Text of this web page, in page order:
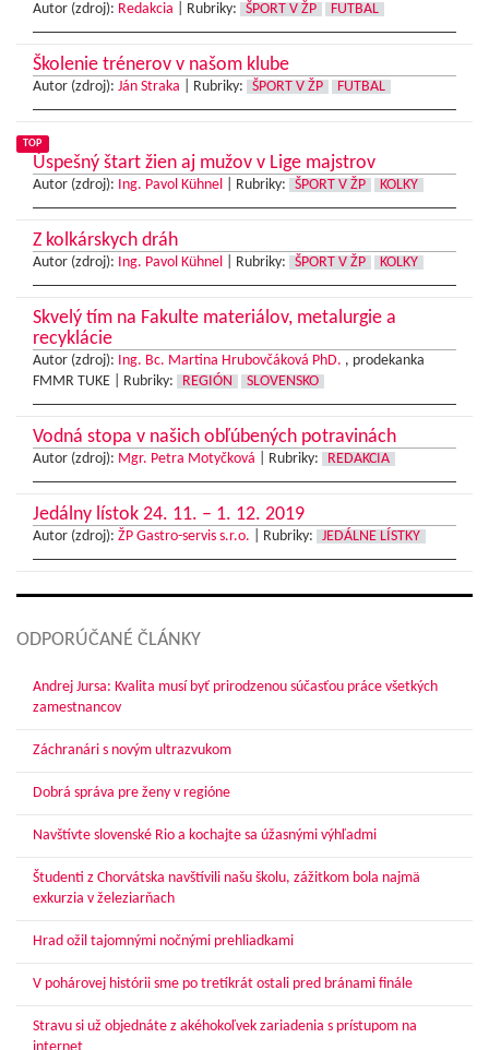
Autor (zdroj): Redakcia Rubriky: ŠPORT V ŽP FUTBAL
Školenie trénerov v našom klube
Autor (zdroj): Ján Straka Rubriky: ŠPORT V ŽP FUTBAL
TOP
Úspešný štart žien aj mužov v Lige majstrov
Autor (zdroj): Ing. Pavol Kühnel Rubriky: ŠPORT V ŽP KOLKY
Z kolkárskych dráh
Autor (zdroj): Ing. Pavol Kühnel Rubriky: ŠPORT V ŽP KOLKY
Skvelý tím na Fakulte materiálov, metalurgie a
recyklácie
Autor (zdroj): Ing. Bc. Martina Hrubovčáková PhD. , prodekanka
FMMR TUKE |
Rubriky: REGIÓN SLOVENSKO
Vodná stopa v našich obľúbených potravinách
Autor (zdroj): Mgr. Petra Motyčková Rubriky: REDAKCIA
Jedálny lístok 24. 11. – 1. 12. 2019
Autor (zdroj): ŽP Gastro-servis s.r.o. Rubriky: JEDÁLNE LÍSTKY
ODPORÚČANÉ ČLÁNKY
Andrej Jursa: Kvalita musí byť prirodzenou súčasťou práce všetkých
zamestnancov
Záchranári s novým ultrazvukom
Dobrá správa pre ženy v regióne
Navštívte slovenské Rio a kochajte sa úžasnými výhľadmi
Študenti z Chorvátska navštívili našu školu, zážitkom bola najmä
exkurzia v železiarňach
Hrad ožil tajomnými nočnými prehliadkami
V pohárovej histórii sme po tretíkrát ostali pred bránami finále
Stravu si už objednáte z akéhokoľvek zariadenia s prístupom na